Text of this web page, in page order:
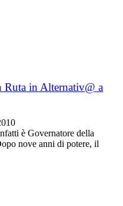
Ruta in Alternativ@ a
è Governatore della
nove anni di potere, il